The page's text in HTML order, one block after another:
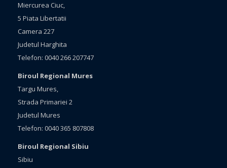
Miercurea Ciuc,
5 Piata Libertatii
Camera 227
Judetul Harghita
Telefon: 0040 266 207747
Biroul Regional Mures
Targu Mures,
Strada Primariei 2
Judetul Mures
Telefon: 0040 365 807808
Biroul Regional Sibiu
Sibiu